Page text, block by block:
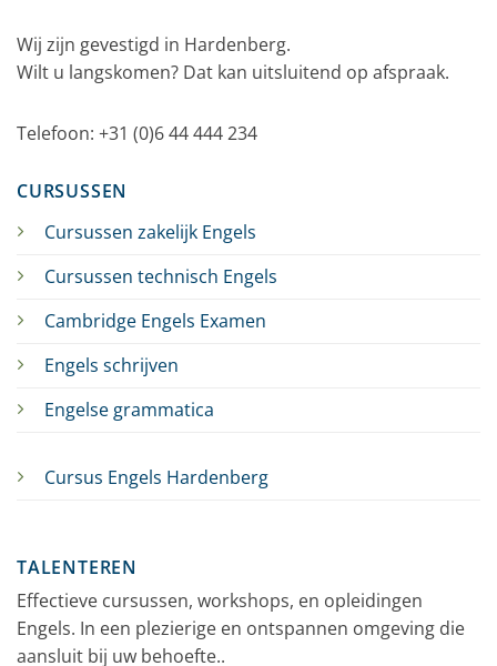
Wij zijn gevestigd in Hardenberg.
Wilt u langskomen? Dat kan uitsluitend op afspraak.
Telefoon: +31 (0)6 44 444 234
CURSUSSEN
Cursussen zakelijk Engels
Cursussen technisch Engels
Cambridge Engels Examen
Engels schrijven
Engelse grammatica
Cursus Engels Hardenberg
TALENTEREN
Effectieve cursussen, workshops, en opleidingen
Engels. In een plezierige en ontspannen omgeving die
aansluit bij uw behoefte..